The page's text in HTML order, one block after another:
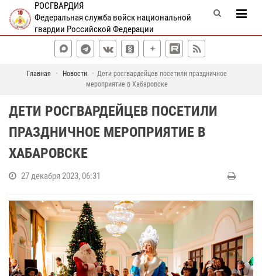
РОСГВАРДИЯ
Федеральная служба войск национальной
гвардии Российской Федерации
Главная Новости
Дети росгвардейцев посетили праздничное
мероприятие в Хабаровске
ДЕТИ РОСГВАРДЕЙЦЕВ ПОСЕТИЛИ
ПРАЗДНИЧНОЕ МЕРОПРИЯТИЕ В
ХАБАРОВСКЕ
27 декабря 2023, 06:31